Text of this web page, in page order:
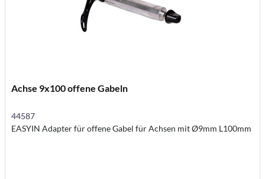
Achse 9x100 offene Gabeln
44587
EASYIN Adapter für offene Gabel für Achsen mit Ø9mm L100mm